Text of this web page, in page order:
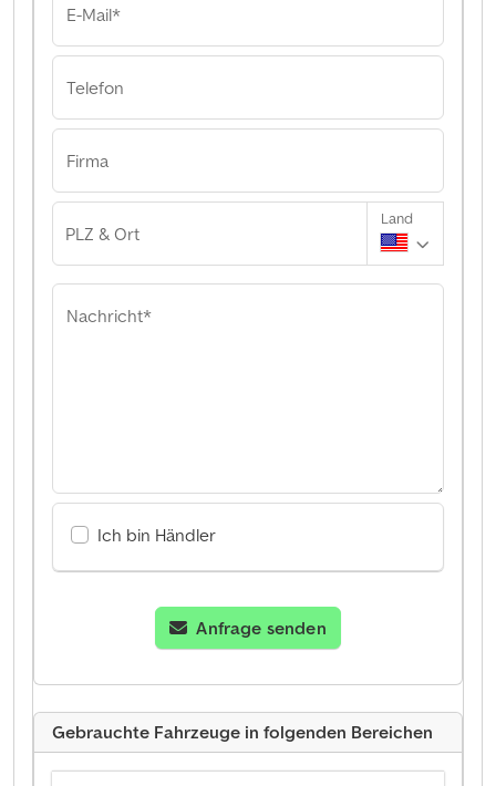
E-Mail*
Telefon
Firma
PLZ & Ort
Land
Nachricht*
Ich bin Händler
Anfrage senden
Gebrauchte Fahrzeuge in folgenden Bereichen